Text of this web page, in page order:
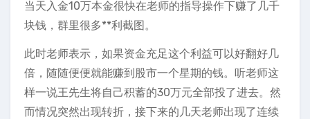
当天入金10万本金很快在老师的指导操作下赚了几千
块钱，群里很多**利截图。
此时老师表示，如果资金充足这个利益可以好翻好几
倍，随随便便就能赚到股市一个星期的钱。听老师这
样一说王先生将自己积蓄的30万元全部投了进去。然
而情况突然出现转折，接下来的几天老师出现了连续